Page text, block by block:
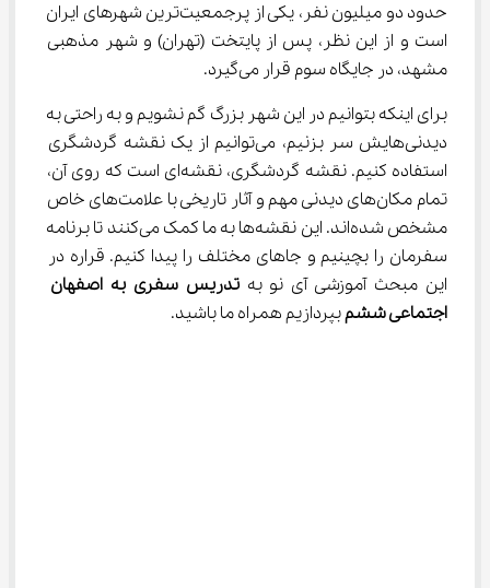
حدود دو میلیون نفر، یکی از پرجمعیت‌ترین شهرهای ایران
است و از این نظر، پس از پایتخت (تهران) و شهر مذهبی
مشهد، در جایگاه سوم قرار می‌گیرد.
برای اینکه بتوانیم در این شهر بزرگ گم نشویم و به راحتی به
دیدنی‌هایش سر بزنیم، می‌توانیم از یک نقشه گردشگری
استفاده کنیم. نقشه گردشگری، نقشه‌ای است که روی آن،
تمام مکان‌های دیدنی مهم و آثار تاریخی با علامت‌های خاص
مشخص شده‌اند. این نقشه‌ها به ما کمک می‌کنند تا برنامه
سفرمان را بچینیم و جاهای مختلف را پیدا کنیم. قراره در
این مبحث آموزشی آی نو به تدریس سفری به اصفهان
اجتماعی ششم بپردازیم همراه ما باشید.